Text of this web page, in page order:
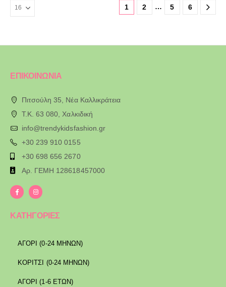
1 2 … 5 6
ΕΠΙΚΟΙΝΩΝΙΑ
Πιτσούλη 35, Νέα Καλλικράτεια
T.K. 63 080, Χαλκιδική
info@trendykidsfashion.gr
+30 239 910 0155
+30 698 656 2670
Αρ. ΓΕΜΗ 128618457000
ΚΑΤΗΓΟΡΙΕΣ
ΑΓΟΡΙ (0-24 ΜΗΝΩΝ)
ΚΟΡΙΤΣΙ (0-24 ΜΗΝΩΝ)
ΑΓΟΡΙ (1-6 ΕΤΩΝ)